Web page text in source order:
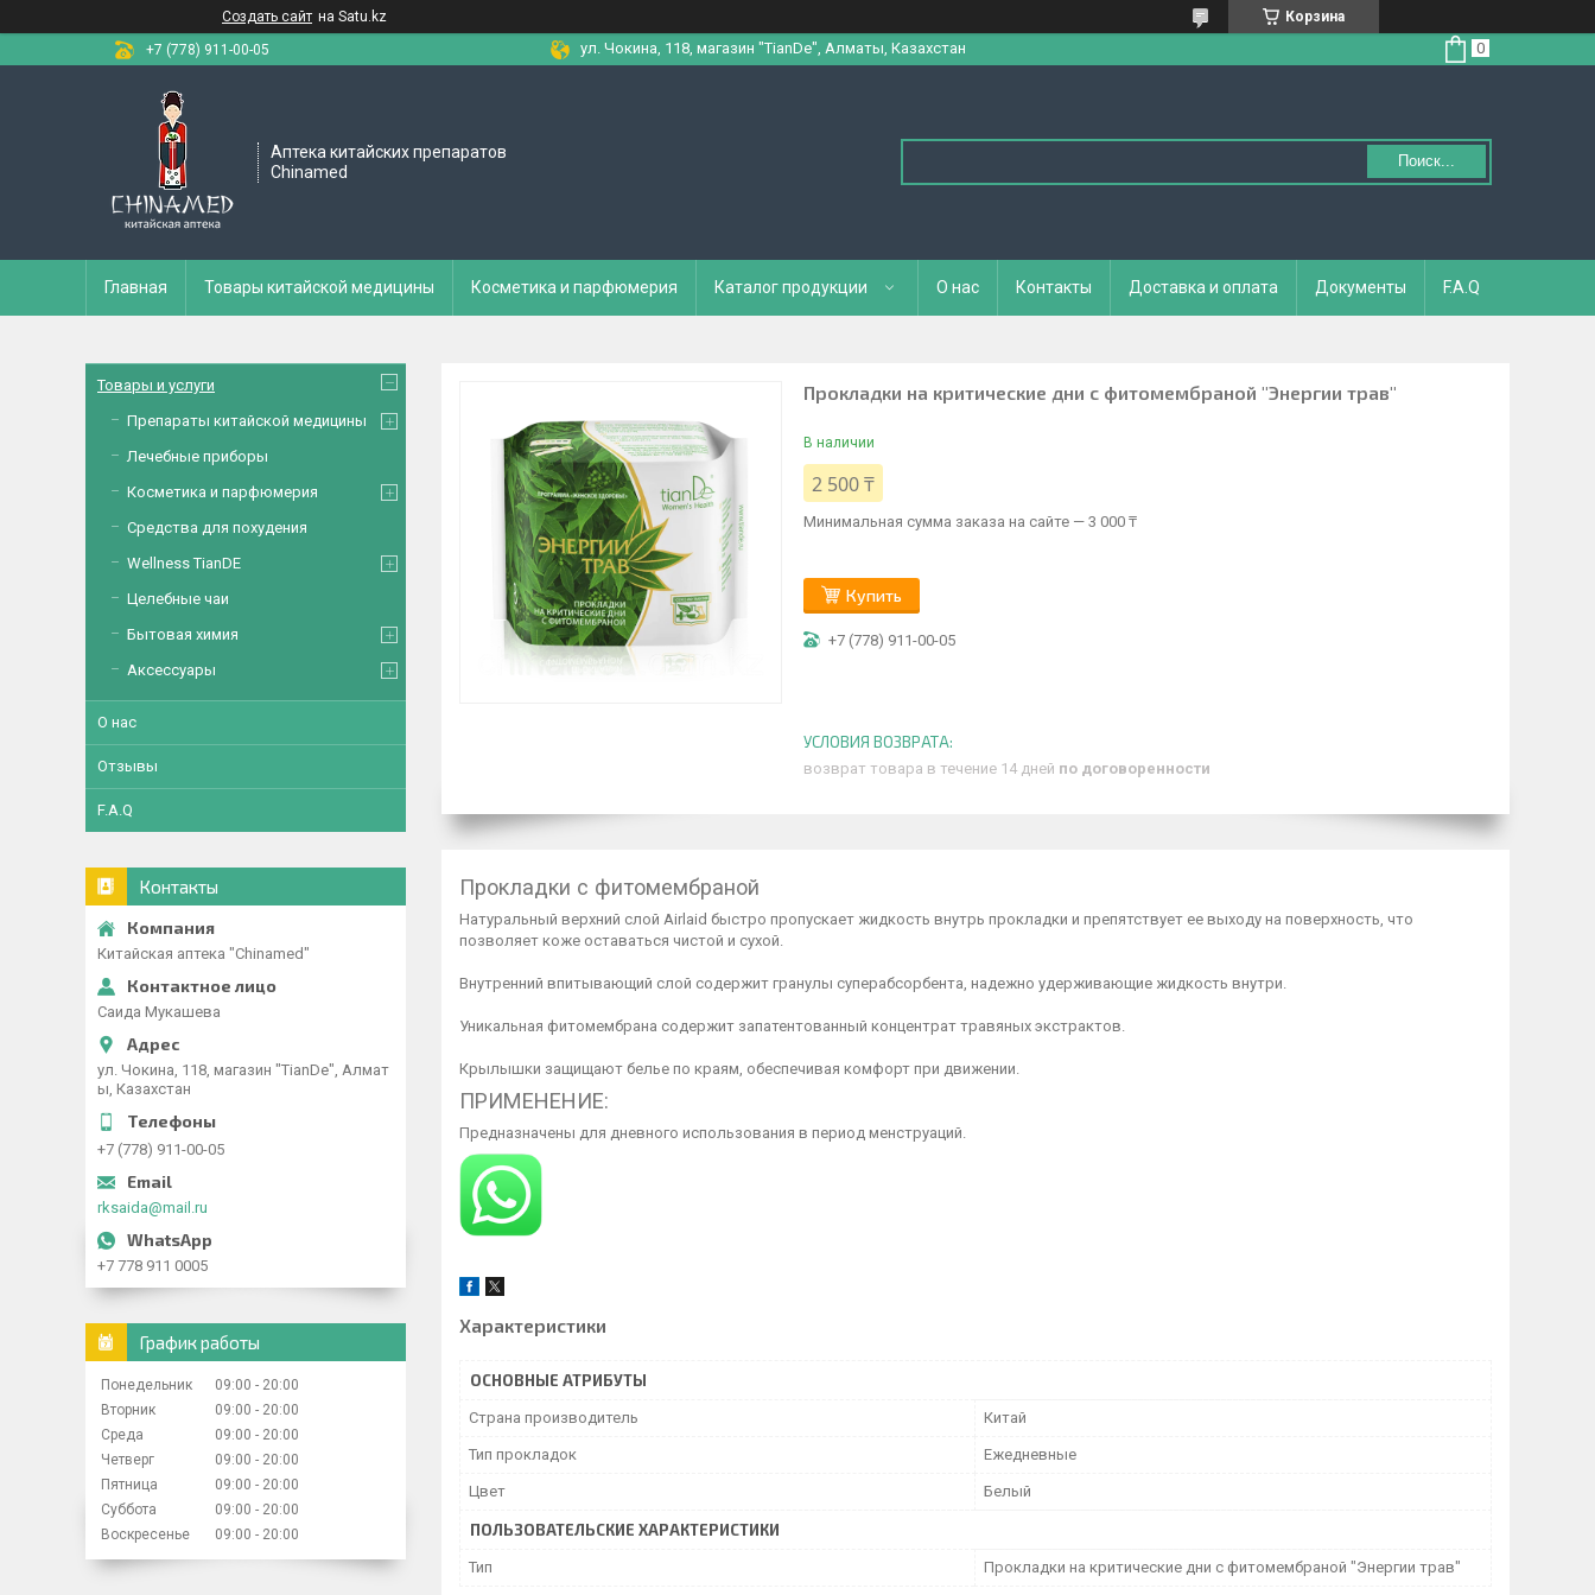
Создать сайт на Satu.kz
Корзина
+7 (778) 911-00-05
ул. Чокина, 118, магазин "TianDe", Алматы, Казахстан
Аптека китайских препаратов
Chinamed
Поиск...
Главная Товары китайской медицины Косметика и парфюмерия Каталог продукции О нас Контакты Доставка и оплата Документы F.A.Q
Прокладки на критические дни с фитомембраной "Энергии трав"
В наличии
2 500 ₸
Минимальная сумма заказа на сайте — 3 000 ₸
Купить
+7 (778) 911-00-05
возврат товара в течение 14 дней по договоренности
Прокладки с фитомембраной
Натуральный верхний слой Airlaid быстро пропускает жидкость внутрь прокладки и препятствует ее выходу на поверхность, что
позволяет коже оставаться чистой и сухой.
Внутренний впитывающий слой содержит гранулы суперабсорбента, надежно удерживающие жидкость внутри.
Уникальная фитомембрана содержит запатентованный концентрат травяных экстрактов.
Крылышки защищают белье по краям, обеспечивая комфорт при движении.
ПРИМЕНЕНИЕ:
Предназначены для дневного использования в период менструаций.
Характеристики
ОСНОВНЫЕ АТРИБУТЫ
Страна производитель Китай
Тип прокладок Ежедневные
Цвет Белый
ПОЛЬЗОВАТЕЛЬСКИЕ ХАРАКТЕРИСТИКИ
Тип Прокладки на критические дни с фитомембраной "Энергии трав"
Товары и услуги
Препараты китайской медицины
Лечебные приборы
Косметика и парфюмерия
Средства для похудения
Wellness TianDE
Целебные чаи
Бытовая химия
Аксессуары
О нас
Отзывы
F.A.Q
Контакты
Китайская аптека "Chinamed"
Саида Мукашева
ул. Чокина, 118, магазин "TianDe", Алмат
ы, Казахстан
+7 (778) 911-00-05
rksaida@mail.ru
+7 778 911 0005
График работы
Понедельник 09:00
20:00
Вторник
09:00
20:00
Среда
09:00
20:00
Четверг
09:00
20:00
Пятница
09:00
20:00
Суббота
09:00
20:00
Воскресенье
09:00 20:00